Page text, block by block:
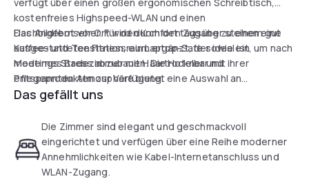
kostenfreies Highspeed-WLAN und einen
Flachbildfernseher. Für den Komfort tagsüber stehen eine
Kaffee- und Teestation, ein Laptop-Safe sowie ein
modernes Badezimmer mit Haartrockner und
Pflegeprodukten zur Verfügung.
Das Angebot vor Ort wird durch den Zugang zu einem gut
ausgestatteten Fitnessraum ergänzt, der ideal ist, um nach
Meetings Stress abzubauen. Die Hotelbar mit ihrer
entspannten Atmosphäre bietet eine Auswahl an
Erfrischungen und überträgt regelmäßig Sportereignisse,
abzuschalten. Eine Tiefgarage steht für eine bequeme
Anreise ebenfalls bereit.
Das gefällt uns
Die Zimmer sind elegant und geschmackvoll
eingerichtet und verfügen über eine Reihe moderner
Annehmlichkeiten wie Kabel-Internetanschluss und
WLAN-Zugang.